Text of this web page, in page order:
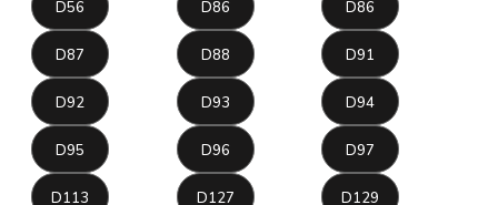
D56 D86 D86
D87 D88 D91
D92 D93 D94
D95 D96 D97
D113 D127 D129